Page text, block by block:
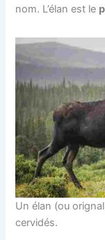
nom. L’élan est le
Un élan (ou
cervidés.